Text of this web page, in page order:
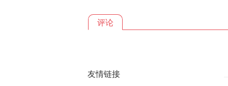
评论
友情链接